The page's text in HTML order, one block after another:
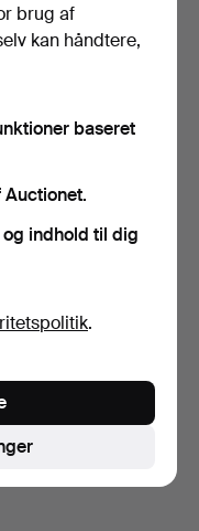
I etuier,
træ, 49 dele.
brug af
kan håndtere,
baseret
indhold til dig
.